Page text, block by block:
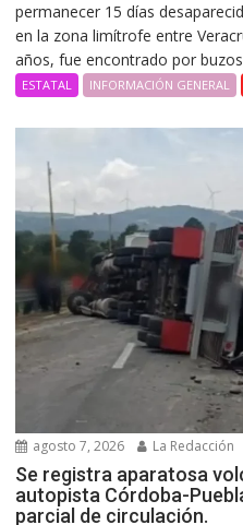
permanecer 15 días
en la zona limítrofe entre
años, fue encontrado por
ESTATAL INFORMACIÓN GENERAL
agosto 7, 2026 La Redacción
Se registra aparatosa
autopista Córdoba-
parcial de circulación.